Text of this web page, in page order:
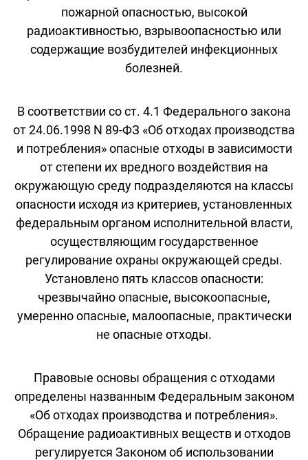
пожарной опасностью, высокой
радиоактивностью, взрывоопасностью или
содержащие возбудителей инфекционных
болезней.
В соответствии со ст. 4.1 Федерального закона
от 24.06.1998 N 89-ФЗ «Об отходах производства
и потребления» опасные отходы в зависимости
от степени их вредного воздействия на
окружающую среду подразделяются на классы
опасности исходя из критериев, установленных
федеральным органом исполнительной власти,
осуществляющим государственное
регулирование охраны окружающей среды.
Установлено пять классов опасности:
чрезвычайно опасные, высокоопасные,
умеренно опасные, малоопасные, практически
не опасные отходы.
Правовые основы обращения с отходами
определены названным Федеральным законом
«Об отходах производства и потребления».
Обращение радиоактивных веществ и отходов
регулируется Законом об использовании